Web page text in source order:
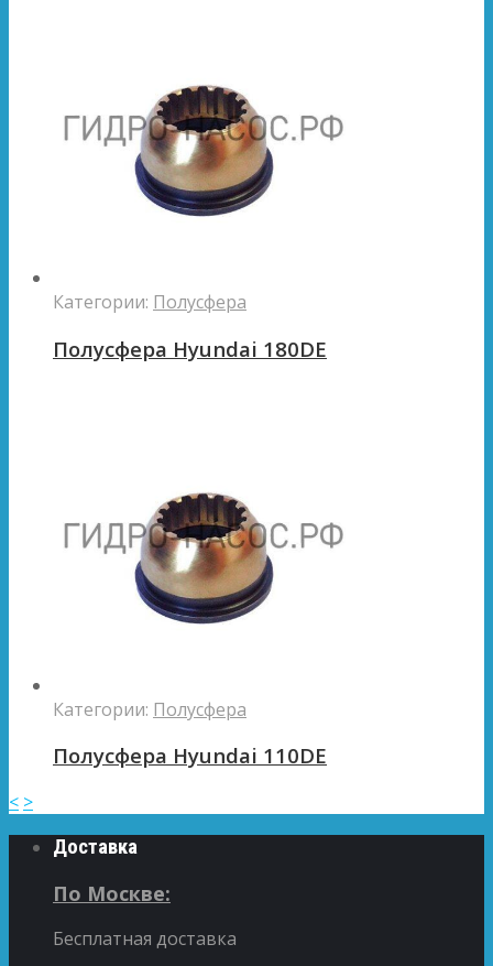
Категории: Полусфера
Полусфера Hyundai 180DE
Категории: Полусфера
Полусфера Hyundai 110DE
< >
Доставка
По Москве:
Бесплатная доставка